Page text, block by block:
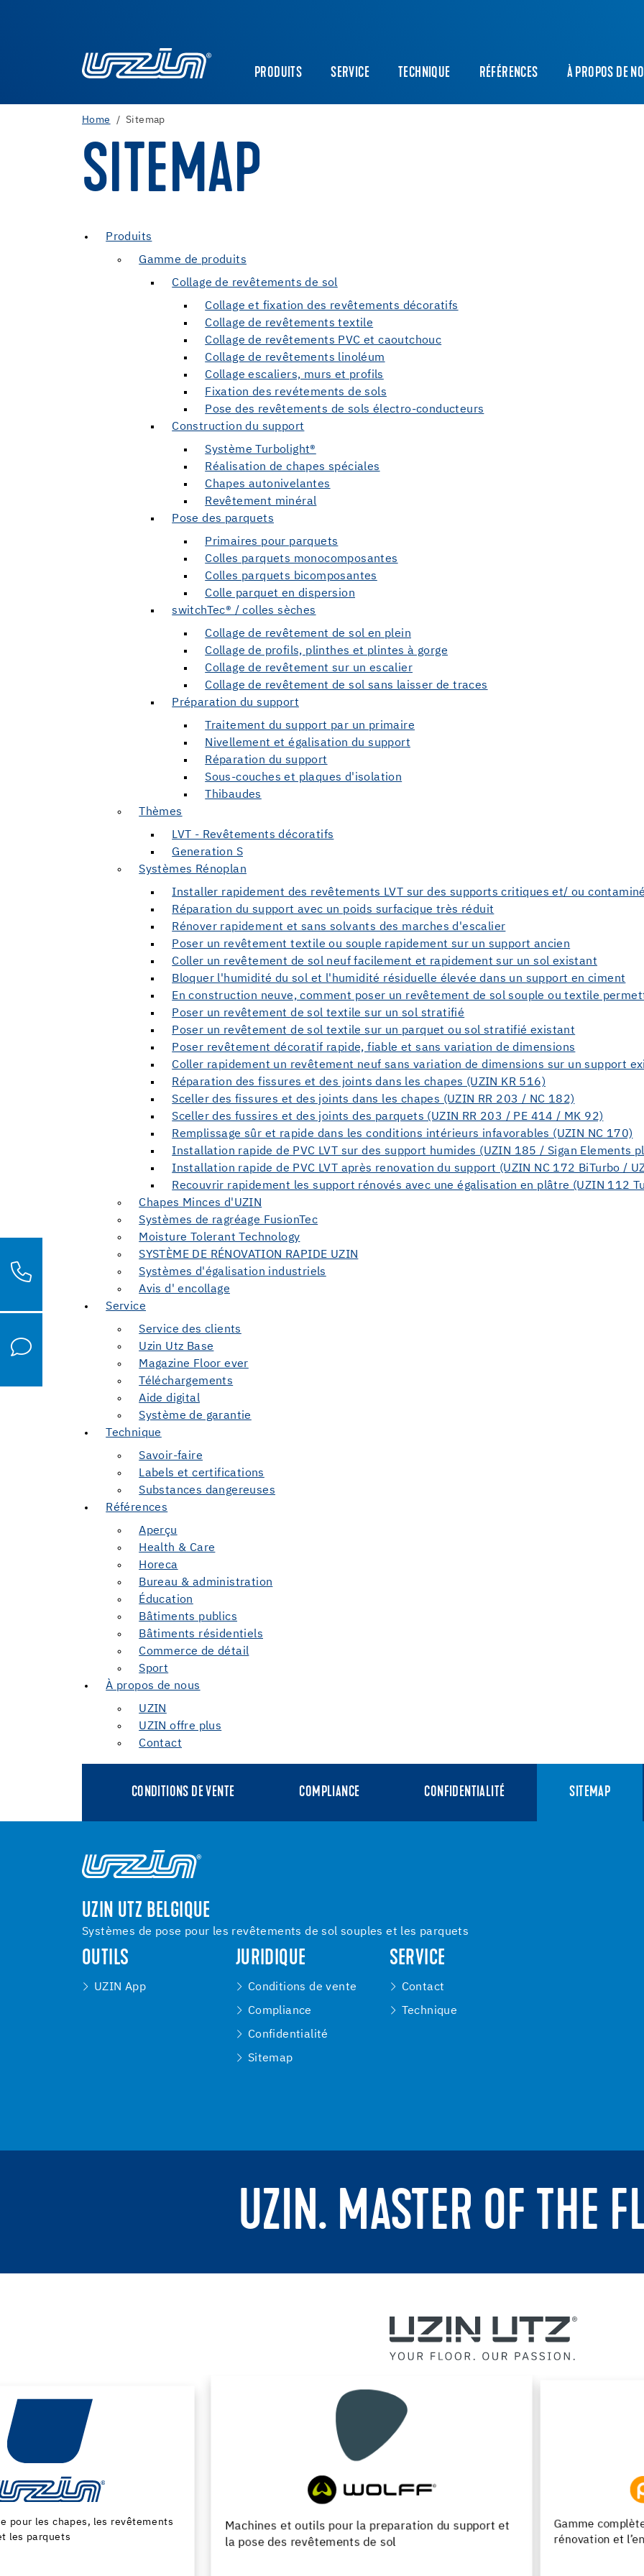
PRODUITS SERVICE TECHNIQUE RÉFÉRENCES À PROPOS DE
Home Sitemap
SITEMAP
Produits
Gamme de produits
Collage de revêtements de sol
Collage et fixation des revêtements décoratifs
Collage de revêtements textile
Collage de revêtements PVC et caoutchouc
Collage de revêtements linoléum
Collage escaliers, murs et profils
Fixation des revétements de sols
Pose des revêtements de sols électro-conducteurs
Construction du support
Système Turbolight®
Réalisation de chapes spéciales
Chapes autonivelantes
Revêtement minéral
Pose des parquets
Primaires pour parquets
Colles parquets monocomposantes
Colles parquets bicomposantes
Colle parquet en dispersion
switchTec® / colles sèches
Collage de revêtement de sol en plein
Collage de profils, plinthes et plintes à gorge
Collage de revêtement sur un escalier
Collage de revêtement de sol sans laisser de traces
Préparation du support
Traitement du support par un primaire
Nivellement et égalisation du support
Réparation du support
Sous-couches et plaques d'isolation
Thibaudes
Thèmes
LVT - Revêtements décoratifs
Generation S
Systèmes Rénoplan
Installer rapidement des revêtements LVT sur des supports critiques et/ ou
Réparation du support avec un poids surfacique très réduit
Rénover rapidement et sans solvants des marches d'escalier
Poser un revêtement textile ou souple rapidement sur un support ancien
Coller un revêtement de sol neuf facilement et rapidement sur un sol existant
Bloquer l'humidité du sol et l'humidité résiduelle élevée dans un support en ciment
En construction neuve, comment poser un revêtement de sol souple ou textile
Poser un revêtement de sol textile sur un sol stratifié
Poser un revêtement de sol textile sur un parquet ou sol stratifié existant
Poser revêtement décoratif rapide, fiable et sans variation de dimensions
Coller rapidement un revêtement neuf sans variation de dimensions sur un support
Réparation des fissures et des joints dans les chapes (UZIN KR 516)
Sceller des fissures et des joints dans les chapes (UZIN RR 203 / NC 182)
Sceller des fussires et des joints des parquets (UZIN RR 203 / PE 414 / MK 92)
Remplissage sûr et rapide dans les conditions intérieurs infavorables (UZIN NC 170)
Installation rapide de PVC LVT sur des support humides (UZIN 185 / Sigan Elements
Installation rapide de PVC LVT après renovation du support (UZIN NC 172 BiTurbo /
Recouvrir rapidement les support rénovés avec une égalisation en plâtre (UZIN 112
Chapes Minces d'UZIN
Systèmes de ragréage FusionTec
Moisture Tolerant Technology
SYSTÈME DE RÉNOVATION RAPIDE UZIN
Systèmes d'égalisation industriels
Avis d' encollage
Service
Service des clients
Uzin Utz Base
Magazine Floor ever
Téléchargements
Aide digital
Système de garantie
Technique
Savoir-faire
Labels et certifications
Substances dangereuses
Références
Aperçu
Health & Care
Horeca
Bureau & administration
Éducation
Bâtiments publics
Bâtiments résidentiels
Commerce de détail
Sport
À propos de nous
UZIN
UZIN offre plus
Contact
CONDITIONS DE VENTE COMPLIANCE CONFIDENTIALITÉ SITEMAP
UZIN UTZ BELGIQUE
Systèmes de pose pour les revêtements de sol souples et les parquets
OUTILS
UZIN App
JURIDIQUE
Conditions de vente
Compliance
Confidentialité
Sitemap
SERVICE
Contact
Technique
UZIN. MASTER OF THE
Machines et outils pour la preparation du support et
la pose des revêtements de sol
Gamme complète de produits pour la pose, la
rénovation et l’entretien des parquets